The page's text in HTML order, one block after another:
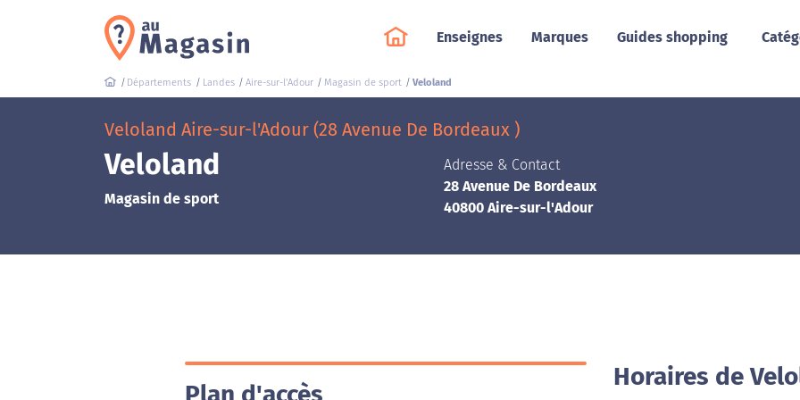
Enseignes Marques Guides shopping
Départements Landes Aire-sur-l'Adour Magasin de sport Veloland
Veloland Aire-sur-l'Adour (28 Avenue De Bordeaux )
Veloland
Magasin de sport
Adresse & Contact
28 Avenue De Bordeaux
40800 Aire-sur-l'Adour
Horaires de